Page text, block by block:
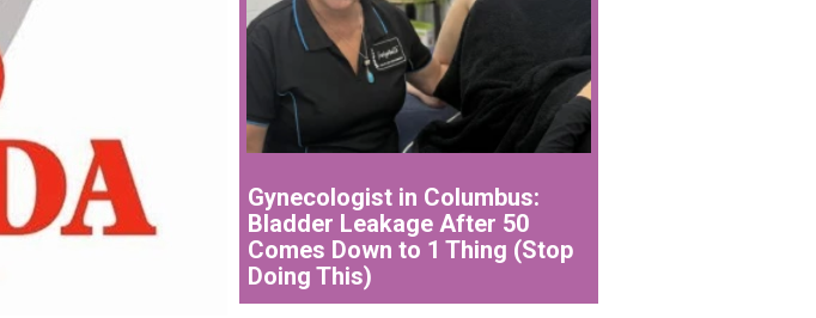
Gynecologist in Columbus:
Bladder Leakage After 50
Comes Down to 1 Thing (Stop
Doing This)